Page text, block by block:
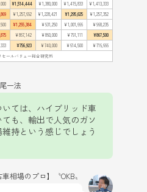
¥1,514,444 ¥1,380,000 ¥1,415,833
¥1,413,333
¥1,257,692 ¥1,228,421 ¥1,295,625
¥1,257,352
¥1,255,384 ¥931,250 ¥1,001,666
¥968,235
¥867,142 ¥860,000 ¥791,111
¥867,500
¥756,923 ¥740,000 ¥614,500
¥716,666
セールバリュー総合研究所
一法
ては、ハイブリッド車
も、輸出で人気のガソ
維持という感じでしょう
車相場のプロ】〝OKB〟